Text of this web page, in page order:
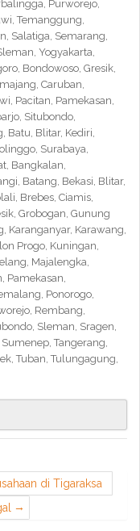
Purworejo,
Temanggung,
Salatiga, Semarang,
Yogyakarta,
Bondowoso, Gresik,
Caruban,
Pacitan, Pamekasan,
Situbondo,
Batu, Blitar, Kediri,
Surabaya,
Bangkalan,
Batang, Bekasi, Blitar,
Brebes, Ciamis,
Grobogan, Gunung
Karanganyar, Karawang,
Progo, Kuningan,
Majalengka,
Pamekasan,
Ponorogo,
Rembang,
Sleman, Sragen,
Tangerang,
Tuban, Tulungagung,
di Tigaraksa